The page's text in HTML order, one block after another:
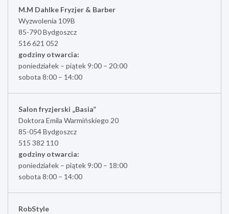
M.M Dahlke Fryzjer & Barber
Wyzwolenia 109B
85-790 Bydgoszcz
516 621 052
godziny otwarcia:
poniedziałek – piątek 9:00 – 20:00
sobota 8:00 – 14:00
Salon fryzjerski „Basia”
Doktora Emila Warmińskiego 20
85-054 Bydgoszcz
515 382 110
godziny otwarcia:
poniedziałek – piątek 9:00 – 18:00
sobota 8:00 – 14:00
RobStyle